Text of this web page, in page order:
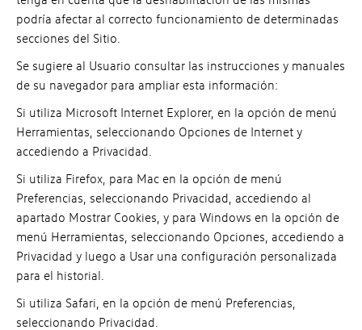
podría afectar al correcto funcionamiento de determinadas
secciones del Sitio.
Se sugiere al Usuario consultar las instrucciones y manuales
de su navegador para ampliar esta información:
Si utiliza Microsoft Internet Explorer, en la opción de menú
Herramientas, seleccionando Opciones de Internet y
accediendo a Privacidad.
Si utiliza Firefox, para Mac en la opción de menú
Preferencias, seleccionando Privacidad, accediendo al
apartado Mostrar Cookies, y para Windows en la opción de
menú Herramientas, seleccionando Opciones, accediendo a
Privacidad y luego a Usar una configuración personalizada
para el historial.
Si utiliza Safari, en la opción de menú Preferencias,
seleccionando Privacidad.